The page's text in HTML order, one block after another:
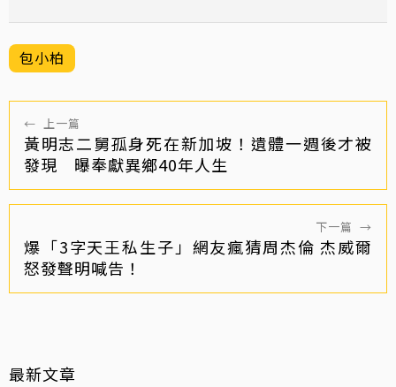
包小柏
← 上一篇
黃明志二舅孤身死在新加坡！遺體一週後才被
發現 曝奉獻異鄉40年人生
下一篇 →
爆「3字天王私生子」網友瘋猜周杰倫 杰威爾
怒發聲明喊告！
最新文章